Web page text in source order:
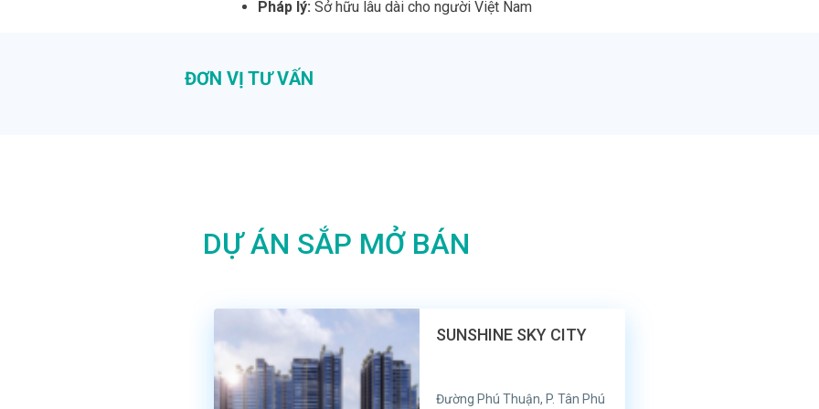
Pháp lý: Sở hữu lâu dài cho người Việt Nam
ĐƠN VỊ TƯ VẤN
DỰ ÁN SẮP MỞ BÁN
SUNSHINE SKY CITY
Đường Phú Thuận, P. Tân Phú